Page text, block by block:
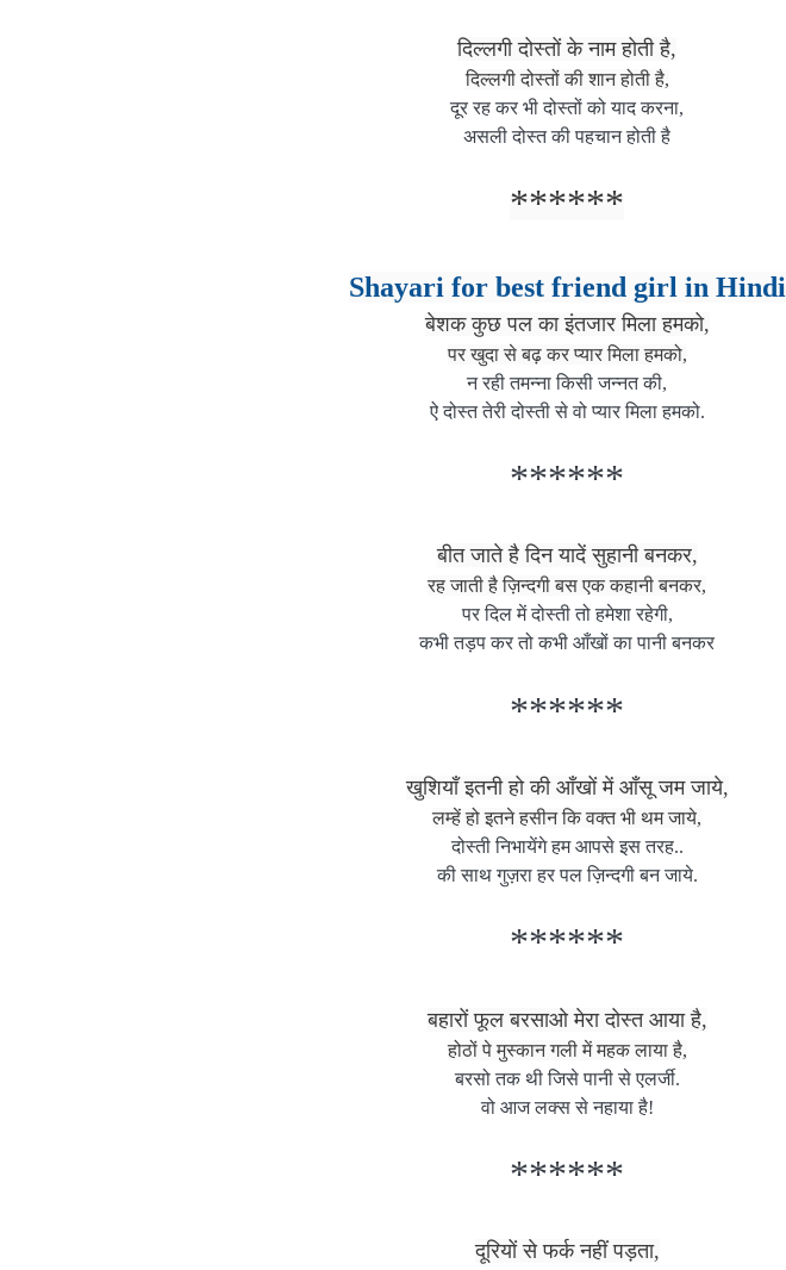
दिल्लगी दोस्तों के नाम होती है,
दिल्लगी दोस्तों की शान होती है,
दूर रह कर भी दोस्तों को याद करना,
असली दोस्त की पहचान होती है
******
Shayari for best friend girl in Hindi
बेशक कुछ पल का इंतजार मिला हमको,
पर खुदा से बढ़ कर प्यार मिला हमको,
न रही तमन्ना किसी जन्नत की,
ऐ दोस्त तेरी दोस्ती से वो प्यार मिला हमको.
******
बीत जाते है दिन यादें सुहानी बनकर,
रह जाती है ज़िन्दगी बस एक कहानी बनकर,
पर दिल में दोस्ती तो हमेशा रहेगी,
कभी तड़प कर तो कभी आँखों का पानी बनकर
******
खुशियाँ इतनी हो की आँखों में आँसू जम जाये,
लम्हें हो इतने हसीन कि वक्त भी थम जाये,
दोस्ती निभायेंगे हम आपसे इस तरह..
की साथ गुज़रा हर पल ज़िन्दगी बन जाये.
******
बहारों फूल बरसाओ मेरा दोस्त आया है,
होठों पे मुस्कान गली में महक लाया है,
बरसो तक थी जिसे पानी से एलर्जी.
वो आज लक्स से नहाया है!
******
दूरियों से फर्क नहीं पड़ता,